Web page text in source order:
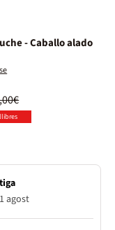
- Caballo alado
agost